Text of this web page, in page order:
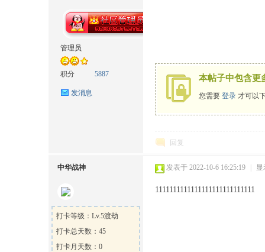
管理员
积分 5887
发消息
本帖子中包含更
您需要 登录 才可以
回复
中华战神
打卡等级：Lv.5渡劫
打卡总天数：45
打卡月天数：0
发表于 2022-10-6 16:25:19 显
1111111111111111111111111111